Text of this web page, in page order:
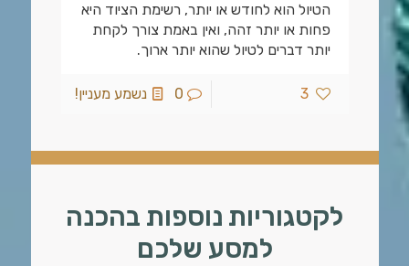
הטיול הוא לחודש או יותר, רשימת הציוד היא
פחות או יותר זהה, ואין באמת צורך לקחת
יותר דברים לטיול שהוא יותר ארוך.
3
0 נשמע מעניין!
לקטגוריות נוספות בהכנה
למסע שלכם